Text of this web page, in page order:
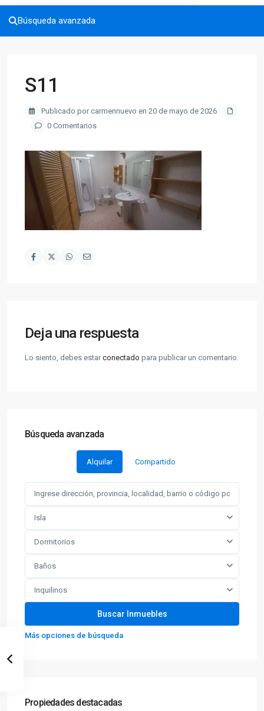
Búsqueda avanzada
S11
Publicado por carmennuevo en 20 de mayo de 2026
0 Comentarios
Deja una respuesta
Lo siento, debes estarconectado para publicar un comentario.
Búsqueda avanzada
Alquilar Compartido
Isla
Dormitorios
Baños
Inquilinos
Más opciones de búsqueda
Propiedades destacadas